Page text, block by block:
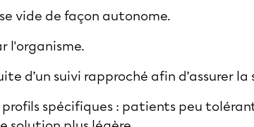
vide de façon autonome.
l'organisme.
d’un suivi rapproché afin d’assurer
spécifiques : patients peu